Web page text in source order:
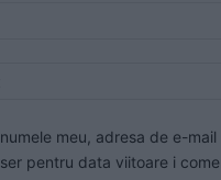
meu, adresa de e-
pentru data viitoare i